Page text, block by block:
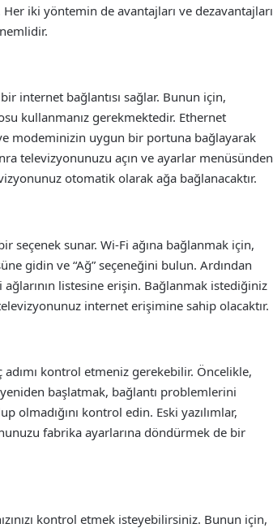
iki yöntemin de avantajları ve dezavantajları
internet bağlantısı sağlar. Bunun için,
kullanmanız gerekmektedir. Ethernet
modeminizin uygun bir portuna bağlayarak
televizyonunuzu açın ve ayarlar menüsünden
otomatik olarak ağa bağlanacaktır.
seçenek sunar. Wi-Fi ağına bağlanmak için,
gidin ve “Ağ” seçeneğini bulun. Ardından
listesine erişin. Bağlanmak istediğiniz
internet erişimine sahip olacaktır.
kontrol etmeniz gerekebilir. Öncelikle,
başlatmak, bağlantı problemlerini
olmadığını kontrol edin. Eski yazılımlar,
fabrika ayarlarına döndürmek de bir
kontrol etmek isteyebilirsiniz. Bunun için,